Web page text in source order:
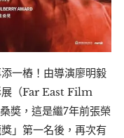
一樁！由導演廖明毅
展（Far East Film
奬，這是繼7年前張榮
」第一名後，再次有